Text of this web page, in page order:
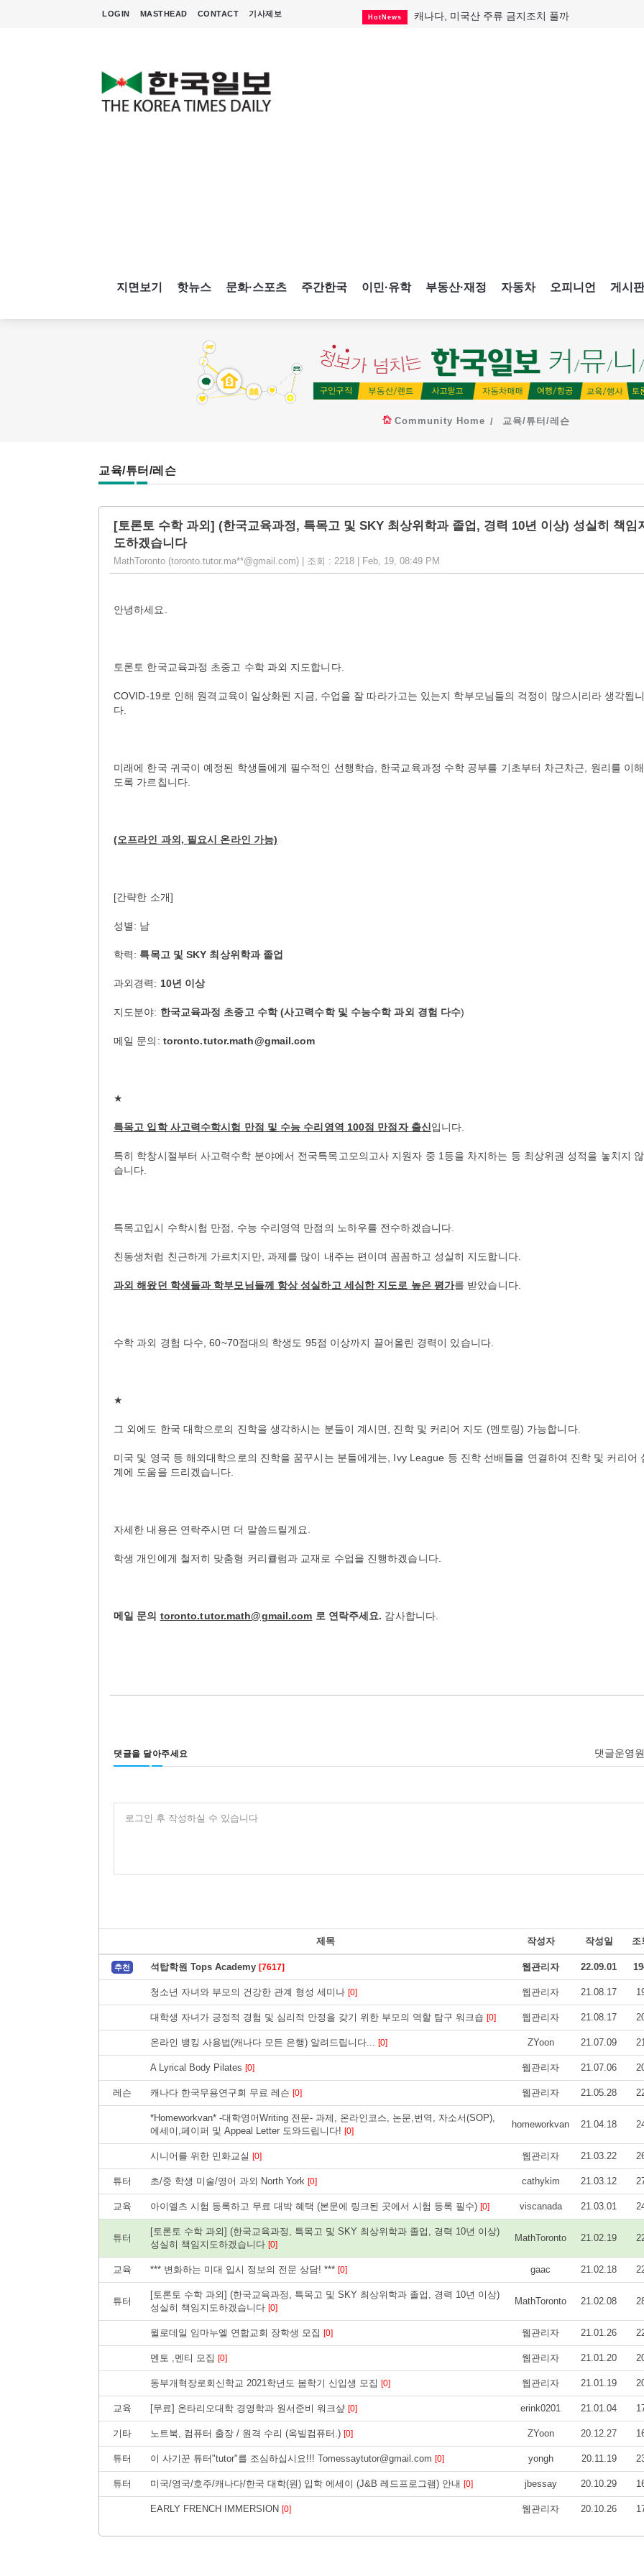
LOGIN MASTHEAD CONTACT 기사제보 HotNews 캐나다, 미국산 주류 금지조치 풀까
지면보기 핫뉴스 문화·스포츠 주간한국 이민·유학 부동산·재정 자동차 오피니언 게시판
Community Home 교육/튜터/레슨
교육/튜터/레슨
[토론토 수학 과외] (한국교육과정, 특목고 및 SKY 최상위학과 졸업, 경력 10년 이상) 성실히 책임
도하겠습니다
MathToronto (toronto.tutor.ma**@gmail.com) | 조회 : 2218 | Feb, 19, 08:49 PM
안녕하세요.
토론토 한국교육과정 초중고 수학 과외 지도합니다.
COVID-19로 인해 원격교육이 일상화된 지금, 수업을 잘 따라가고는 있는지 학부모님들의 걱정이 많으시리라 생각됩
다.
미래에 한국 귀국이 예정된 학생들에게 필수적인 선행학습, 한국교육과정 수학 공부를 기초부터 차근차근, 원리를 이
도록 가르칩니다.
(오프라인 과외, 필요시 온라인 가능)
[간략한 소개]
성별: 남
학력: 특목고 및 SKY 최상위학과 졸업
과외경력: 10년 이상
지도분야: 한국교육과정 초중고 수학 (사고력수학 및 수능수학 과외 경험 다수)
메일 문의: toronto.tutor.math@gmail.com
★
특목고 입학 사고력수학시험 만점 및 수능 수리영역 100점 만점자 출신 입니다.
특히 학창시절부터 사고력수학 분야에서 전국특목고모의고사 지원자 중 1등을 차지하는 등 최상위권 성적을 놓치지
습니다.
특목고입시 수학시험 만점, 수능 수리영역 만점의 노하우를 전수하겠습니다.
친동생처럼 친근하게 가르치지만, 과제를 많이 내주는 편이며 꼼꼼하고 성실히 지도합니다.
과외 해왔던 학생들과 학부모님들께 항상 성실하고 세심한 지도로 높은 평가를 받았습니다.
수학 과외 경험 다수, 60~70점대의 학생도 95점 이상까지 끌어올린 경력이 있습니다.
★
그 외에도 한국 대학으로의 진학을 생각하시는 분들이 계시면, 진학 및 커리어 지도 (멘토링) 가능합니다.
미국 및 영국 등 해외대학으로의 진학을 꿈꾸시는 분들에게는, Ivy League 등 진학 선배들을 연결하여 진학 및 커리어
계에 도움을 드리겠습니다.
자세한 내용은 연락주시면 더 말씀드릴게요.
학생 개인에게 철저히 맞춤형 커리큘럼과 교재로 수업을 진행하겠습니다.
메일 문의 toronto.tutor.math@gmail.com 로 연락주세요. 감사합니다.
댓글을 달아주세요 댓글운영
로그인 후 작성하실 수 있습니다
제목 작성자 작성일 조
추천 석탑학원 Tops Academy [7617] 웹관리자 22.09.01
청소년 자녀와 부모의 건강한 관계 형성 세미나 [0] 웹관리자 21.08.17
대학생 자녀가 긍정적 경험 및 심리적 안정을 갖기 위한 부모의 역할 탐구 워크숍 [0] 웹관리자 21.08.17
온라인 뱅킹 사용법(캐나다 모든 은행) 알려드립니다... [0] ZYoon 21.07.09
A Lyrical Body Pilates [0] 웹관리자 21.07.06
레슨 캐나다 한국무용연구회 무료 레슨 [0] 웹관리자 21.05.28
*Homeworkvan* -대학영어Writing 전문- 과제, 온라인코스, 논문,번역, 자소서(SOP),
에세이,페이퍼 및 Appeal Letter 도와드립니다! [0]
homeworkvan 21.04.18
시니어를 위한 민화교실 [0] 웹관리자 21.03.22
튜터 초/중 학생 미술/영어 과외 North York [0] cathykim 21.03.12
교육 아이엘츠 시험 등록하고 무료 대박 혜택 (본문에 링크된 곳에서 시험 등록 필수) [0] viscanada 21.03.01
튜터
[토론토 수학 과외] (한국교육과정, 특목고 및 SKY 최상위학과 졸업, 경력 10년 이상)
성실히 책임지도하겠습니다 [0]
MathToronto 21.02.19
교육 *** 변화하는 미대 입시 정보의 전문 상담! *** [0] gaac 21.02.18
튜터
[토론토 수학 과외] (한국교육과정, 특목고 및 SKY 최상위학과 졸업, 경력 10년 이상)
성실히 책임지도하겠습니다 [0]
MathToronto 21.02.08
윌로데일 임마누엘 연합교회 장학생 모집 [0] 웹관리자 21.01.26
멘토 ,멘티 모집 [0] 웹관리자 21.01.20
동부개혁장로회신학교 2021학년도 봄학기 신입생 모집 [0] 웹관리자 21.01.19
교육 [무료] 온타리오대학 경영학과 원서준비 워크샾 [0] erink0201 21.01.04
기타 노트북, 컴퓨터 출장 / 원격 수리 (옥빌컴퓨터.) [0] ZYoon 20.12.27
튜터 이 사기꾼 튜터"tutor"를 조심하십시요!!! Tomessaytutor@gmail.com [0] yongh 20.11.19
튜터 미국/영국/호주/캐나다/한국 대학(원) 입학 에세이 (J&B 레드프로그램) 안내 [0] jbessay 20.10.29
EARLY FRENCH IMMERSION [0] 웹관리자 20.10.26